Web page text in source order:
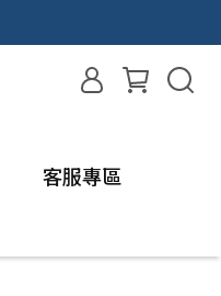
客服專區